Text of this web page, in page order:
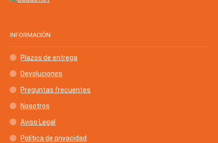
INFORMACIÓN
Plazos de entrega
Devoluciones
Preguntas frecuentes
Nosotros
Aviso Legal
Política de privacidad